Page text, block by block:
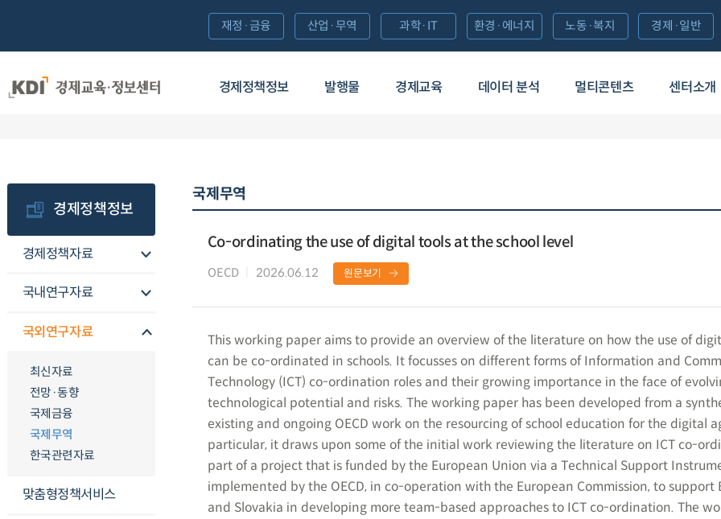
경제정책정보 발행물 경제교육 데이터 분석 멀티콘텐츠 센터소개
재정·금융 산업·무역 과학·IT 환경·에너지 노동·복지 경제·일반
경제정책정보
경제정책자료
국내연구자료
국외연구자료
최신자료
전망·동향
국제금융
국제무역
한국관련자료
맞춤형정책서비스
국제무역
Co-ordinating the use of digital tools at the school level
OECD 2026.06.12 원문보기
This working paper aims to provide an overview of the literature on how the use of
can be co-ordinated in schools. It focusses on different forms of Information and
Technology (ICT) co-ordination roles and their growing importance in the face of
technological potential and risks. The working paper has been developed from a
existing and ongoing OECD work on the resourcing of school education for the digital
particular, it draws upon some of the initial work reviewing the literature on ICT co-
part of a project that is funded by the European Union via a Technical Support
implemented by the OECD, in co-operation with the European Commission, to support
and Slovakia in developing more team-based approaches to ICT co-ordination. The